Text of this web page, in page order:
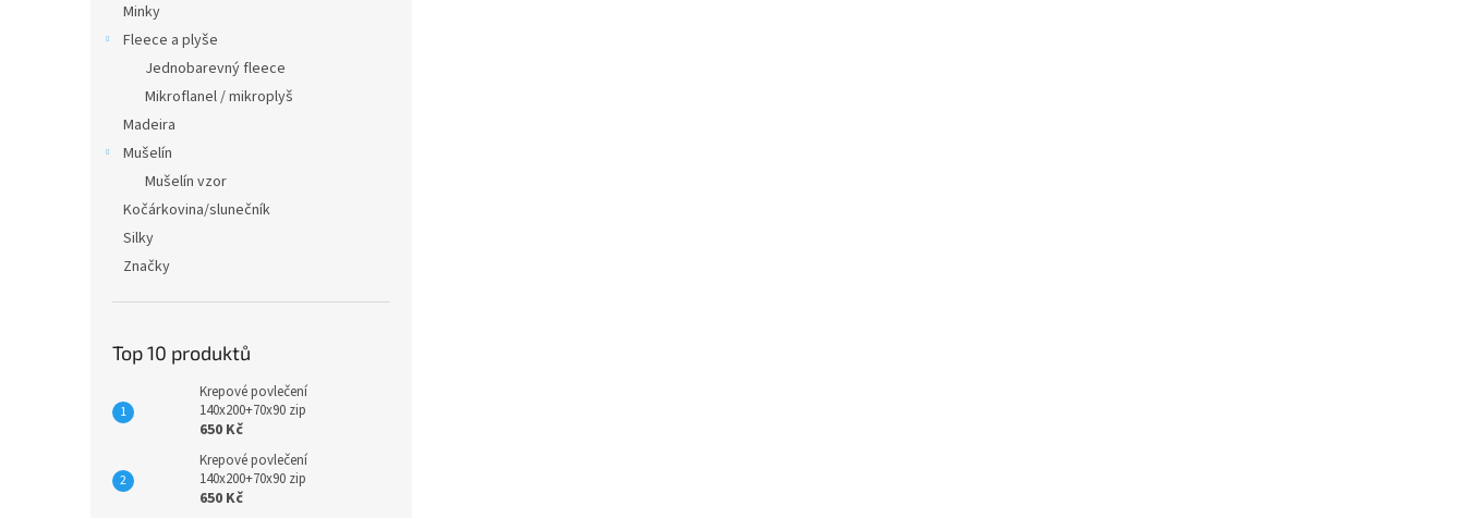
Minky
Fleece a plyše
Jednobarevný fleece
Mikroflanel / mikroplyš
Madeira
Mušelín
Mušelín vzor
Kočárkovina/slunečník
Silky
Značky
Top 10 produktů
Krepové povlečení
140x200+70x90 zip
650 Kč
Krepové povlečení
140x200+70x90 zip
650 Kč